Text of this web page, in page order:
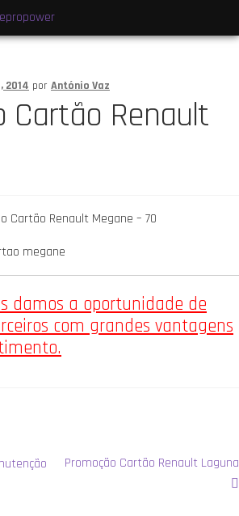
2014 por António Vaz
Cartão Renault
Cartão Renault Megane – 70
damos a oportunidade de
com grandes vantagens
Artigo
Promoção Cartão Renault Laguna